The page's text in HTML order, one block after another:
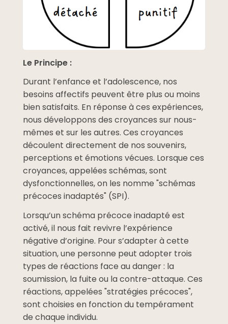
Le Principe :
Durant l’enfance et l’adolescence, nos
besoins affectifs peuvent être plus ou moins
bien satisfaits. En réponse à ces expériences,
nous développons des croyances sur nous-
mêmes et sur les autres. Ces croyances
découlent directement de nos souvenirs,
perceptions et émotions vécues. Lorsque ces
croyances, appelées schémas, sont
dysfonctionnelles, on les nomme "schémas
précoces inadaptés" (SPI).
Lorsqu’un schéma précoce inadapté est
activé, il nous fait revivre l’expérience
négative d’origine. Pour s’adapter à cette
situation, une personne peut adopter trois
types de réactions face au danger : la
soumission, la fuite ou la contre-attaque. Ces
réactions, appelées "stratégies précoces",
sont choisies en fonction du tempérament
de chaque individu.